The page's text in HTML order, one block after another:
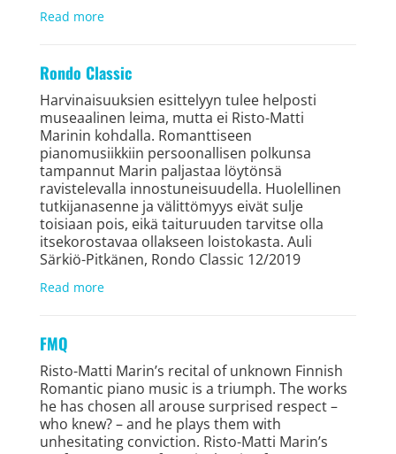
Read more
Rondo Classic
Harvinaisuuksien esittelyyn tulee helposti
museaalinen leima, mutta ei Risto-Matti
Marinin kohdalla. Romanttiseen
pianomusiikkiin persoonallisen polkunsa
tampannut Marin paljastaa löytönsä
ravistelevalla innostuneisuudella. Huolellinen
tutkijanasenne ja välittömyys eivät sulje
toisiaan pois, eikä taituruuden tarvitse olla
itsekorostavaa ollakseen loistokasta. Auli
Särkiö-Pitkänen, Rondo Classic 12/2019
Read more
FMQ
Risto-Matti Marin’s recital of unknown Finnish
Romantic piano music is a triumph. The works
he has chosen all arouse surprised respect –
who knew? – and he plays them with
unhesitating conviction. Risto-Matti Marin’s